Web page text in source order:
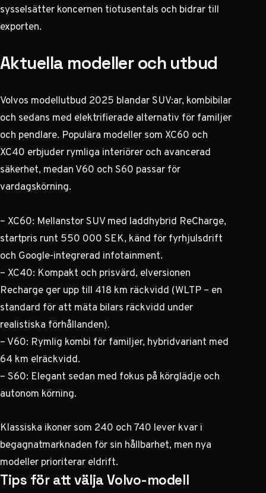
sysselsätter koncernen tiotusentals och bidrar till
exporten.
Aktuella modeller och utbud
Volvos modellutbud 2025 blandar SUV:ar, kombibilar
och sedans med elektrifierade alternativ för familjer
och pendlare. Populära modeller som XC60 och
XC40 erbjuder rymliga interiörer och avancerad
säkerhet, medan V60 och S60 passar för
vardagskörning.
– XC60: Mellanstor SUV med laddhybrid ReCharge,
startpris runt 550 000 SEK, känd för fyrhjulsdrift
och Google-integrerad infotainment.
– XC40: Kompakt och prisvärd, elversionen
Recharge ger upp till 418 km räckvidd (WLTP – en
standard för att mäta bilars räckvidd under
realistiska förhållanden).
– V60: Rymlig kombi för familjer, hybridvariant med
64 km elräckvidd.
– S60: Elegant sedan med fokus på körglädje och
autonom körning.
Klassiska ikoner som 240 och 740 lever kvar i
begagnatmarknaden för sin hållbarhet, men nya
modeller prioriterar eldrift.
Tips för att välja Volvo-modell